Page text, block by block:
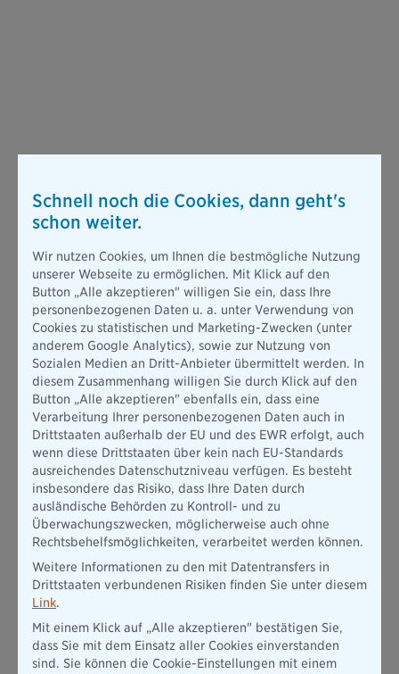
Schnell noch die Cookies, dann geht's
schon weiter.
Wir nutzen Cookies, um Ihnen die bestmögliche Nutzung
unserer Webseite zu ermöglichen. Mit Klick auf den
Button „Alle akzeptieren" willigen Sie ein, dass Ihre
personenbezogenen Daten u. a. unter Verwendung von
Cookies zu statistischen und Marketing-Zwecken (unter
anderem Google Analytics), sowie zur Nutzung von
Sozialen Medien an Dritt-Anbieter übermittelt werden. In
diesem Zusammenhang willigen Sie durch Klick auf den
Button „Alle akzeptieren" ebenfalls ein, dass eine
Verarbeitung Ihrer personenbezogenen Daten auch in
Drittstaaten außerhalb der EU und des EWR erfolgt, auch
wenn diese Drittstaaten über kein nach EU-Standards
ausreichendes Datenschutzniveau verfügen. Es besteht
insbesondere das Risiko, dass Ihre Daten durch
ausländische Behörden zu Kontroll- und zu
Überwachungszwecken, möglicherweise auch ohne
Rechtsbehelfsmöglichkeiten, verarbeitet werden können.
Weitere Informationen zu den mit Datentransfers in
Drittstaaten verbundenen Risiken finden Sie unter diesem
Link.
Mit einem Klick auf „Alle akzeptieren" bestätigen Sie,
dass Sie mit dem Einsatz aller Cookies einverstanden
sind. Sie können die Cookie-Einstellungen mit einem